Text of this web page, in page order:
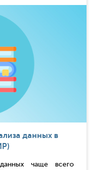
данных в
чаще всего